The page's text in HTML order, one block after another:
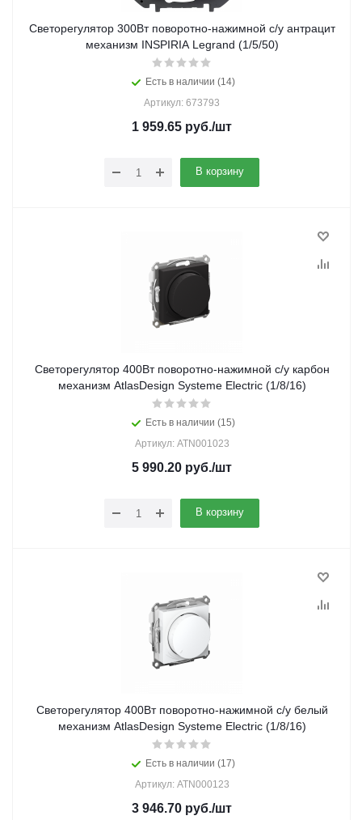
Светорегулятор 300Вт поворотно-нажимной с/у антрацит
механизм INSPIRIA Legrand (1/5/50)
Есть в наличии (14)
Артикул: 673793
1 959.65 руб./шт
В корзину
Светорегулятор 400Вт поворотно-нажимной с/у карбон
механизм AtlasDesign Systeme Electric (1/8/16)
Есть в наличии (15)
Артикул: ATN001023
5 990.20 руб./шт
В корзину
Светорегулятор 400Вт поворотно-нажимной с/у белый
механизм AtlasDesign Systeme Electric (1/8/16)
Есть в наличии (17)
Артикул: ATN000123
3 946.70 руб./шт